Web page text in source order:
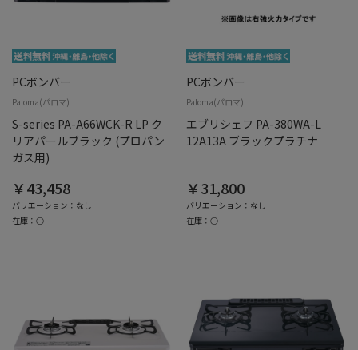
PCボンバー
Paloma(パロマ)
S-series PA-A66WCK-R LP ク
リアパールブラック (プロパン
ガス用)
￥43,458
バリエーション：なし
在庫：○
PCボンバー
Paloma(パロマ)
エブリシェフ PA-380WA-L
12A13A ブラックプラチナ
￥31,800
バリエーション：なし
在庫：○